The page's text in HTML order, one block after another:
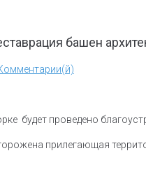
башен
будет проведено
прилегающая